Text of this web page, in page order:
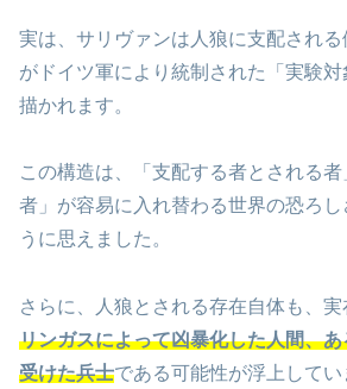
実は、サリヴァンは人狼に支配され
がドイツ軍により統制された「実験
描かれます。
この構造は、「支配する者とされる
者」が容易に入れ替わる世界の恐ろ
うに思えました。
さらに、人狼とされる存在自体も、実
リンガスによって凶暴化した人間、
受けた兵士である可能性が浮上してい